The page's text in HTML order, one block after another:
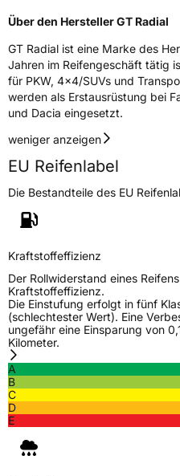
3PMSF /
EisgripNein
EPREL ID 472152
Allgemeine
Herstellerkontakt Giti Tire
Deutschland
Über den Hersteller GT Radial
GT Radial ist eine Marke des
Jahren im Reifengeschäft tätig
für PKW, 4x4/SUVs und
werden als Erstausrüstung bei
und Dacia eingesetzt.
weniger anzeigen
EU Reifenlabel
Die Bestandteile des EU
Kraftstoffeffizienz
Der Rollwiderstand eines
Kraftstoffeffizienz.
Die Einstufung erfolgt in fünf
(schlechtester Wert). Eine
ungefähr eine Einsparung von
Kilometer.
A
B
C
D
E